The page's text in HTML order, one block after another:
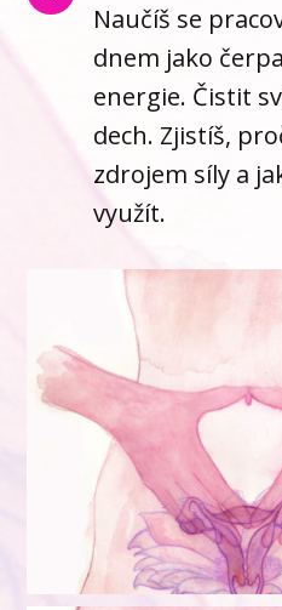
Naučíš se
dnem jako
energie. Čistit
dech. Zjistíš,
zdrojem síly a
využít.